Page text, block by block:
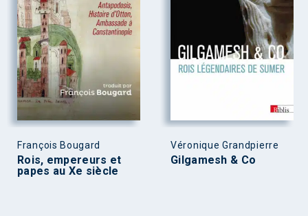
François Bougard
Rois, empereurs et
papes au Xe siècle
Véronique Grandpierre
Gilgamesh & Co